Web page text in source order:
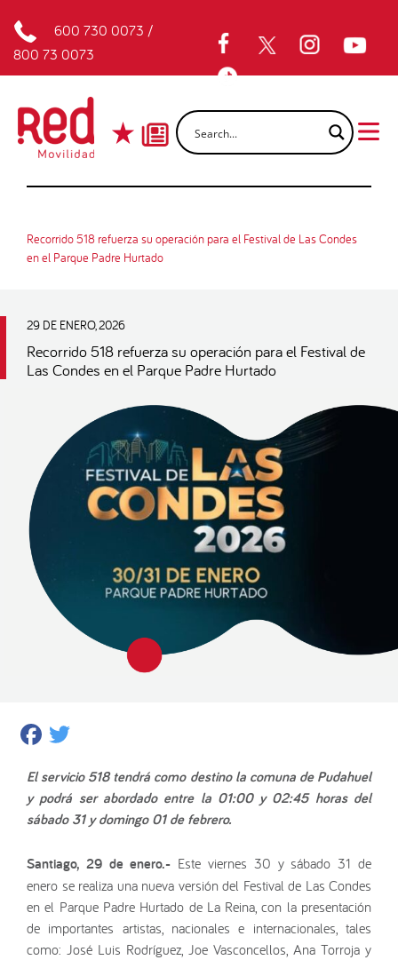
600 730 0073 /
800 73 0073
Recorrido 518 refuerza su operación para el Festival de Las Condes
en el Parque Padre Hurtado
29 DE ENERO, 2026
Recorrido 518 refuerza su operación para el Festival de
Las Condes en el Parque Padre Hurtado
Facebook
El servicio 518 tendrá como destino la comuna de Pudahuel
y podrá ser abordado entre la 01:00 y 02:45 horas del
sábado 31 y domingo 01 de febrero.
Santiago, 29 de enero.- Este viernes 30 y sábado 31 de
enero se realiza una nueva versión del Festival de Las Condes
en el Parque Padre Hurtado de La Reina, con la presentación
de importantes artistas, nacionales e internacionales, tales
como: José Luis Rodríguez, Joe Vasconcellos, Ana Torroja y